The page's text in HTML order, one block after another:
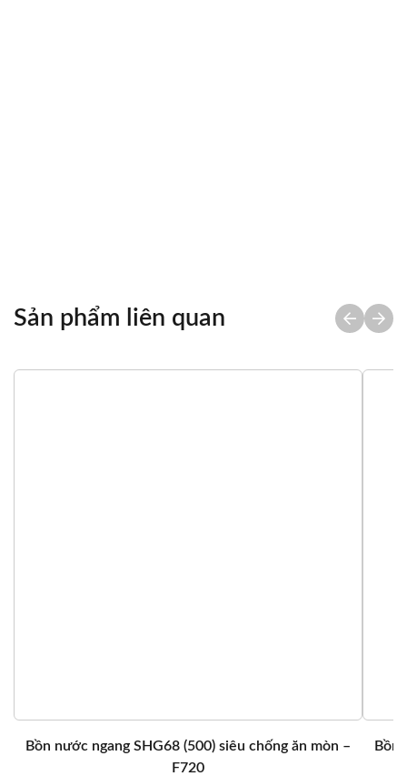
Tổng quan Thông số kỹ thuật
Sản phẩm liên quan
Bồn nước ngang SHG68 (500) siêu chống ăn mòn –
F720
Bồn